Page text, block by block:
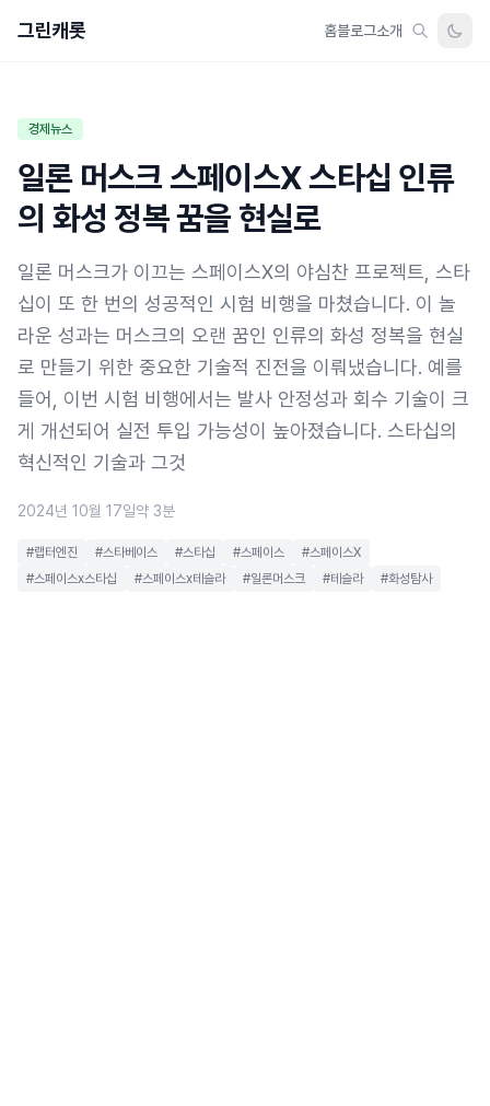
그린캐롯 홈블로그소개
경제뉴스
일론 머스크 스페이스X 스타십 인류
의 화성 정복 꿈을 현실로
일론 머스크가 이끄는 스페이스X의 야심찬 프로젝트, 스타
십이 또 한 번의 성공적인 시험 비행을 마쳤습니다. 이 놀
라운 성과는 머스크의 오랜 꿈인 인류의 화성 정복을 현실
로 만들기 위한 중요한 기술적 진전을 이뤄냈습니다. 예를
들어, 이번 시험 비행에서는 발사 안정성과 회수 기술이 크
게 개선되어 실전 투입 가능성이 높아졌습니다. 스타십의
혁신적인 기술과 그것
2024년 10월 17일약 3분
#랩터엔진 #스타베이스 #스타십 #스페이스
#스페이스X
#스페이스x스타십
#스페이스x테슬라 #일론머스크 #테슬라 #화성탐사